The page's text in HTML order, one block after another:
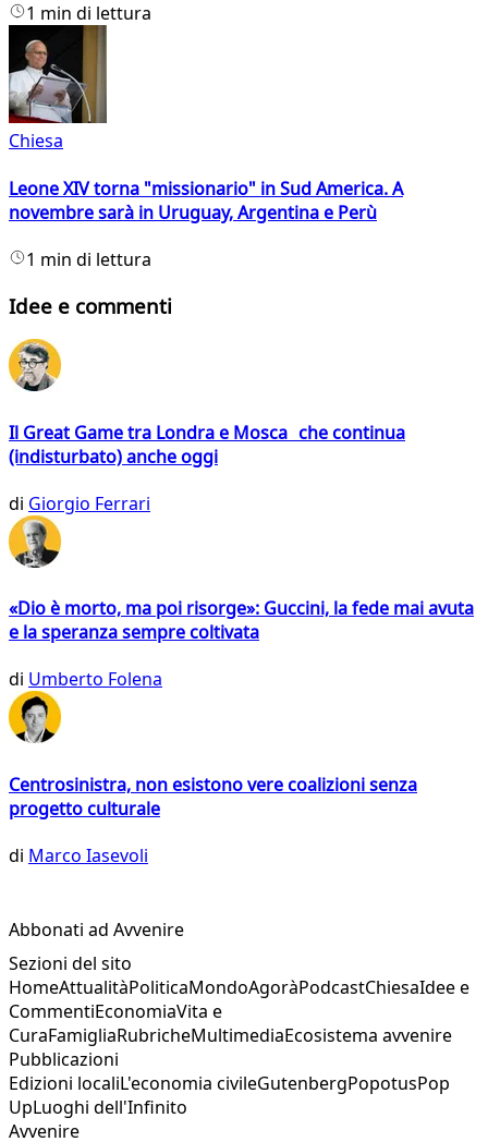
1 min di lettura
Chiesa
Leone XIV torna "missionario" in Sud America. A
novembre sarà in Uruguay, Argentina e Perù
1 min di lettura
Idee e commenti
Il Great Game tra Londra e Mosca che continua
(indisturbato) anche oggi
di Giorgio Ferrari
«Dio è morto, ma poi risorge»: Guccini, la fede mai avuta
e la speranza sempre coltivata
di Umberto Folena
Centrosinistra, non esistono vere coalizioni senza
progetto culturale
di Marco Iasevoli
Abbonati ad Avvenire
Sezioni del sito
HomeAttualitàPoliticaMondoAgoràPodcastChiesaIdee e
CommentiEconomiaVita e
CuraFamigliaRubricheMultimediaEcosistema avvenire
Pubblicazioni
Edizioni localiL'economia civileGutenbergPopotusPop
UpLuoghi dell'Infinito
Avvenire